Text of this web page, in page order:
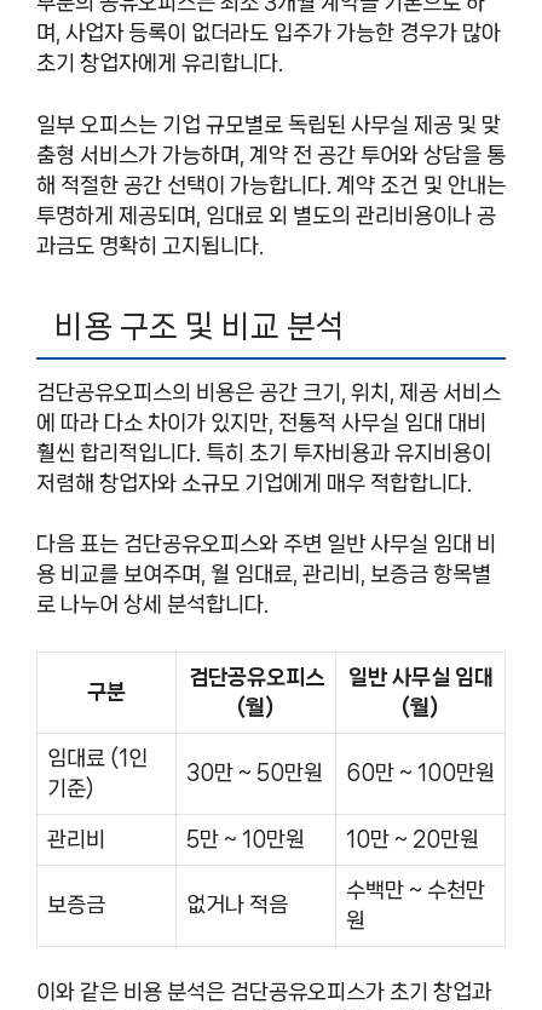
며, 사업자 등록이 없더라도 입주가 가능한 경우가 많아
초기 창업자에게 유리합니다.
일부 오피스는 기업 규모별로 독립된 사무실 제공 및 맞
춤형 서비스가 가능하며, 계약 전 공간 투어와 상담을 통
해 적절한 공간 선택이 가능합니다. 계약 조건 및 안내는
투명하게 제공되며, 임대료 외 별도의 관리비용이나 공
과금도 명확히 고지됩니다.
비용 구조 및 비교 분석
검단공유오피스의 비용은 공간 크기, 위치, 제공 서비스
에 따라 다소 차이가 있지만, 전통적 사무실 임대 대비
훨씬 합리적입니다. 특히 초기 투자비용과 유지비용이
저렴해 창업자와 소규모 기업에게 매우 적합합니다.
다음 표는 검단공유오피스와 주변 일반 사무실 임대 비
용 비교를 보여주며, 월 임대료, 관리비, 보증금 항목별
로 나누어 상세 분석합니다.
구분
검단공유오피스
(월)
일반 사무실 임대
(월)
임대료 (1인
기준)
30만 ~ 50만원 60만 ~ 100만원
관리비 5만 ~ 10만원 10만 ~ 20만원
보증금 없거나 적음
수백만 ~ 수천만
원
이와 같은 비용 분석은 검단공유오피스가 초기 창업과